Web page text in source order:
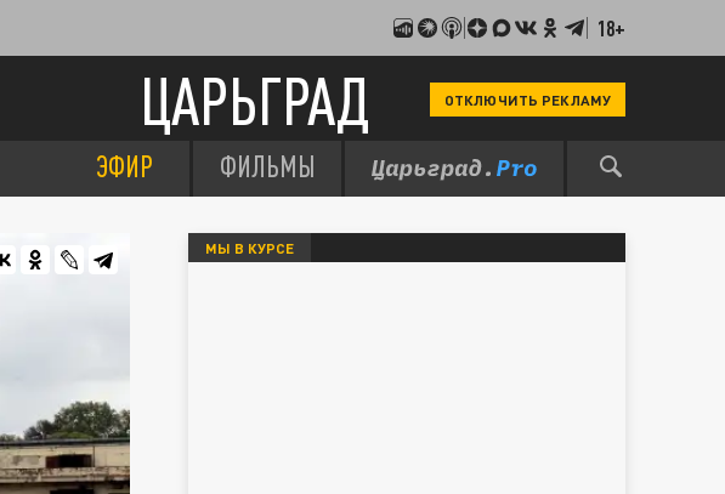
18+
ЦАРЬГРАД ОТКЛЮЧИТЬ РЕКЛАМУ
ЭФИР ФИЛЬМЫ
МЫ В КУРСЕ